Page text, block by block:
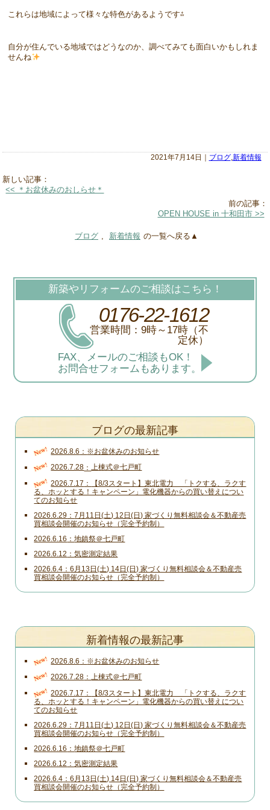
これらは地域によって様々な特色があるようです⁂
自分が住んでいる地域ではどうなのか、調べてみても面白いかもしれま
せんね
2021年7月14日｜ ブログ 新着情報
新しい記事：
<< ＊お盆休みのおしらせ＊
前の記事：
OPEN HOUSE in 十和田市 >>
ブログ , 新着情報 の一覧へ戻る▲
新築やリフォームのご相談はこちら！
0176-22-1612
営業時間：9時～17時（不
定休）
FAX、メールのご相談もOK！
お問合せフォームもあります。
ブログの最新記事
New! 2026.8.6 ※お盆休みのお知らせ
New! 2026.7.28 上棟式＠七戸町
New! 2026.7.17
【8/3スタート】東北電力 「トクする、ラクす
る、ホッとする！キャンペーン」電化機器からの買い替えについ
てのお知らせ
2026.6.29
7月11日(土) 12日(日) 家づくり無料相談会＆不動産売
買相談会開催のお知らせ（完全予約制）
2026.6.16 地鎮祭＠七戸町
2026.6.12 気密測定結果
2026.6.4
6月13日(土) 14日(日) 家づくり無料相談会＆不動産売
買相談会開催のお知らせ（完全予約制）
新着情報の最新記事
New! 2026.8.6 ※お盆休みのお知らせ
New! 2026.7.28 上棟式＠七戸町
New! 2026.7.17
【8/3スタート】東北電力 「トクする、ラクす
る、ホッとする！キャンペーン」電化機器からの買い替えについ
てのお知らせ
2026.6.29
7月11日(土) 12日(日) 家づくり無料相談会＆不動産売
買相談会開催のお知らせ（完全予約制）
2026.6.16 地鎮祭＠七戸町
2026.6.12 気密測定結果
2026.6.4
6月13日(土) 14日(日) 家づくり無料相談会＆不動産売
買相談会開催のお知らせ（完全予約制）